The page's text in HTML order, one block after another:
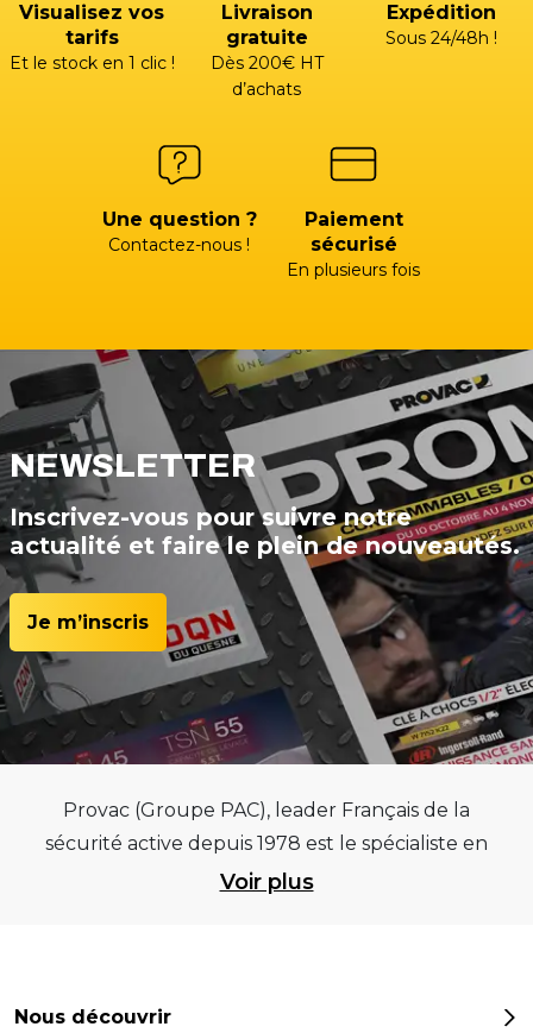
Visualisez vos
tarifs
Et le stock en 1 clic !
Livraison
gratuite
Dès 200€ HT
d’achats
Expédition
Sous 24/48h !
Une question ?
Contactez-nous !
Paiement
sécurisé
En plusieurs fois
NEWSLETTER
Inscrivez-vous pour suivre notre
actualité et faire le plein de nouveautés.
Je m’inscris
Provac (Groupe PAC), leader Français de la
sécurité active depuis 1978 est le spécialiste en
équipements pour garages et centres
meilleurs équipements sur des critères de
Voir plus
Nous découvrir